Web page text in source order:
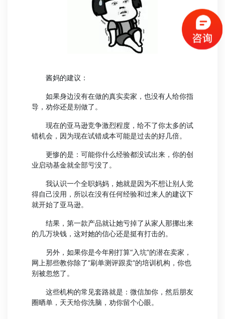
酱妈的建议：
如果身边没有在做的真实卖家，也没有人给你指
导，劝你还是别做了。
现在的亚马逊竞争激烈程度，给不了你太多的试
错机会，因为现在试错成本可能是过去的好几倍。
更惨的是：可能你什么经验都没试出来，你的创
业启动基金就全部亏没了。
我认识一个全职妈妈，她就是因为不想让别人觉
得自己没用，所以在没有任何经验和过来人的建议下
就开始了亚马逊。
结果，第一款产品就让她亏掉了从家人那挪出来
的几万块钱，这对她的信心还是挺有打击的。
另外，如果你是今年刚打算“入坑”的潜在卖家，
网上那些教你除了“刷单测评跟卖”的培训机构，你也
别被忽悠了。
这些机构的常见套路就是：微信加你，然后朋友
圈晒单，天天给你洗脑，劝你留个心眼。